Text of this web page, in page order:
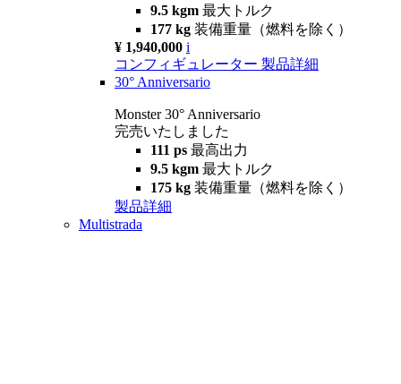
9.5 kgm 最大トルク
177 kg 装備重量（燃料を除く）
¥ 1,940,000 i
コンフィギュレーター 製品詳細
30° Anniversario
Monster 30° Anniversario
完売いたしました
111 ps 最高出力
9.5 kgm 最大トルク
175 kg 装備重量（燃料を除く）
製品詳細
Multistrada